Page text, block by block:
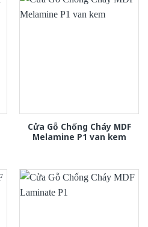
Cửa Gỗ Chống Cháy MDF
Melamine P1 van kem